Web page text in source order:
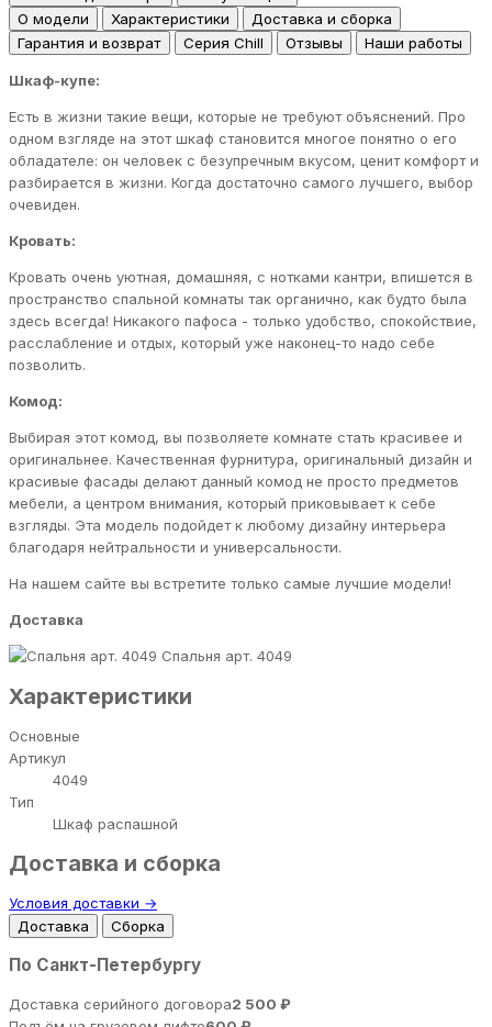
О модели
Характеристики
Доставка и сборка
Гарантия и возврат
Серия Chill Отзывы Наши работы
Шкаф-купе:
Есть в жизни такие вещи, которые не требуют объяснений. Про
одном взгляде на этот шкаф становится многое понятно о его
обладателе: он человек с безупречным вкусом, ценит комфорт и
разбирается в жизни. Когда достаточно самого лучшего, выбор
очевиден.
Кровать:
Кровать очень уютная, домашняя, с нотками кантри, впишется в
пространство спальной комнаты так органично, как будто была
здесь всегда! Никакого пафоса - только удобство, спокойствие,
расслабление и отдых, который уже наконец-то надо себе
позволить.
Комод:
Выбирая этот комод, вы позволяете комнате стать красивее и
оригинальнее. Качественная фурнитура, оригинальный дизайн и
красивые фасады делают данный комод не просто предметов
мебели, а центром внимания, который приковывает к себе
взгляды. Эта модель подойдет к любому дизайну интерьера
благодаря нейтральности и универсальности.
На нашем сайте вы встретите только самые лучшие модели!
Доставка
Спальня арт. 4049
Характеристики
Основные
Артикул
4049
Тип
Шкаф распашной
Доставка и сборка
Условия доставки →
Доставка
Сборка
По Санкт-Петербургу
Доставка серийного договора2 500 ₽